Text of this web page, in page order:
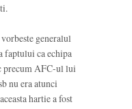
generalul
faptului ca echipa
precum AFC-ul lui
nu era atunci
hartie a fost